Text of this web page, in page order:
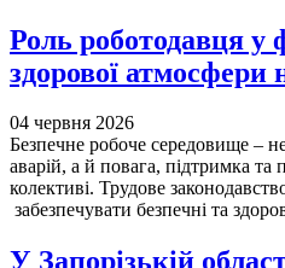
Роль роботодавця у
здорової атмосфери
04 червня 2026
Безпечне робоче середовище –
аварій, а й повага, підтримка
колективі. Трудове
забезпечувати безпечні та
У Запорізькій